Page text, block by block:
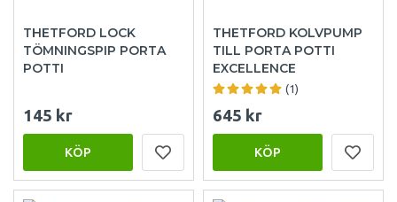
THETFORD LOCK
TÖMNINGSPIP PORTA
POTTI
145 kr
KÖP
THETFORD KOLVPUMP
TILL PORTA POTTI
EXCELLENCE
(1)
645 kr
KÖP